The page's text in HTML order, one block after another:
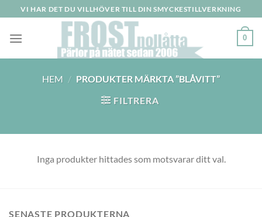
to
content
VI HAR DET DU VILLHÖVER TILL DIN SMYCKESTILLVERKNING
0
HEM / PRODUKTER MÄRKTA ”BLÅVITT”
FILTRERA
Inga produkter hittades som motsvarar ditt val.
SENASTE PRODUKTERNA